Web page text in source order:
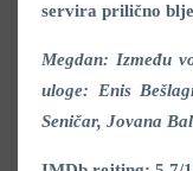
servira prilično
Megdan: Između
uloge: Enis
Seničar, Jovana